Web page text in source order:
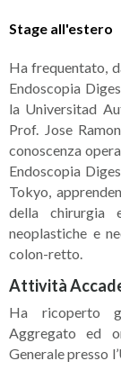
Stage all'estero
Ha frequentato,
Endoscopia
la Universitad
Prof. Jose
conoscenza
Endoscopia
Tokyo,
della chirurgia
neoplastiche e
colon-retto.
Attività
Ha ricoperto
Aggregato ed
Generale presso